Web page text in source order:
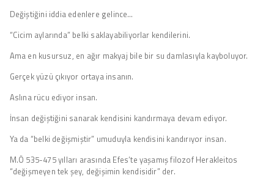
Değiştiğini iddia edenlere gelince…
“Cicim aylarında” belki saklayabiliyorlar kendilerini.
Ama en kusursuz, en ağır makyaj bile bir su damlasıyla kayboluyor.
Gerçek yüzü çıkıyor ortaya insanın.
Aslına rücu ediyor insan.
İnsan değiştiğini sanarak kendisini kandırmaya devam ediyor.
Ya da “belki değişmiştir” umuduyla kendisini kandırıyor insan.
M.Ö 535-475 yılları arasında Efes’te yaşamış filozof Herakleitos
“değişmeyen tek şey, değişimin kendisidir” der.